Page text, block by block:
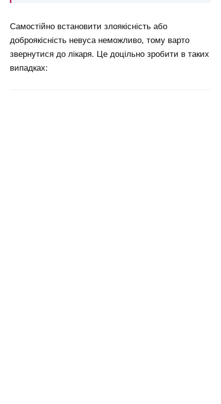
Самостійно встановити злоякісність або
доброякісність невуса неможливо, тому варто
звернутися до лікаря. Це доцільно зробити в таких
випадках: